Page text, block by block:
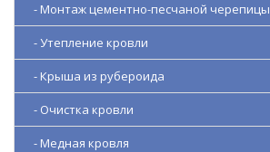
- Монтаж цементно-песчаной черепицы
- Утепление кровли
- Крыша из рубероида
- Очистка кровли
- Медная кровля